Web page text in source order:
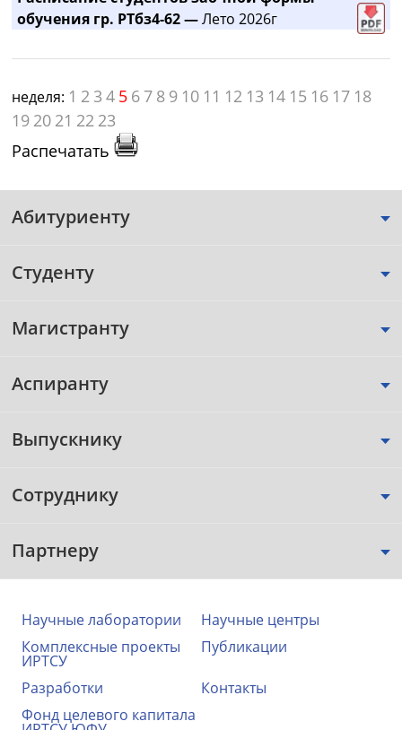
обучения гр. РТбз4-62 —Лето 2026г
неделя: 1 2 3 4 5 6 7 8 9 10 11 12 13 14 15 16 17 18
19 20 21 22 23
Распечатать
Абитуриенту
Студенту
Магистранту
Аспиранту
Выпускнику
Сотруднику
Партнеру
Научные лаборатории
Научные центры
Комплексные проекты
ИРТСУ
Публикации
Разработки
Контакты
Фонд целевого капитала